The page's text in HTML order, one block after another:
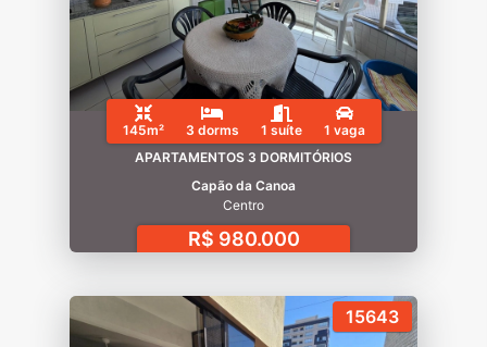
145m² 3 dorms 1 suíte
1 vaga
APARTAMENTOS 3 DORMITÓRIOS
Capão da Canoa
Centro
R$ 980.000
15643